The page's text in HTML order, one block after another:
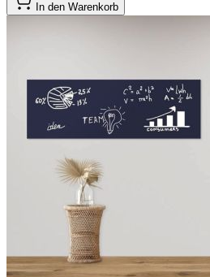
In den Warenkorb